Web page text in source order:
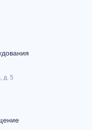
д. 5